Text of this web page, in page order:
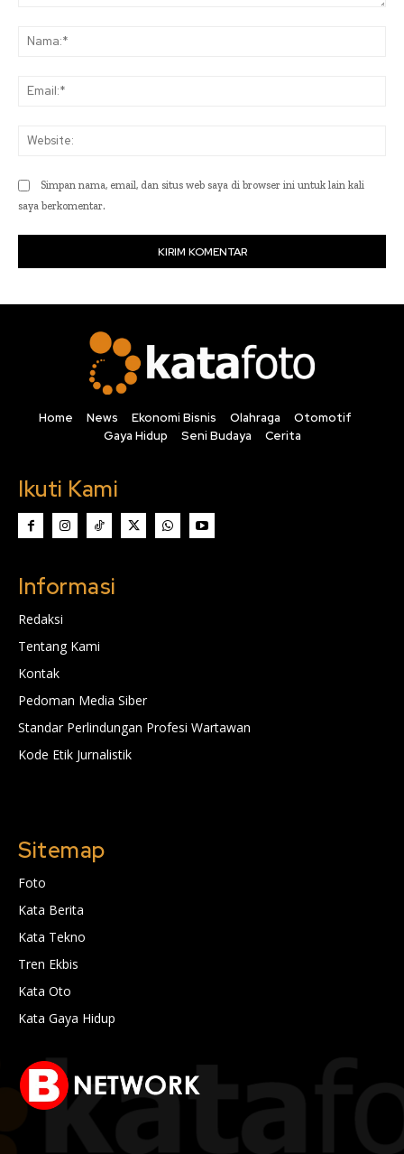
Simpan nama, email, dan situs web saya di browser ini untuk lain kali
saya berkomentar.
Home News Ekonomi Bisnis Olahraga
Otomotif
Gaya Hidup
Seni Budaya Cerita
Ikuti Kami
Informasi
Redaksi
Tentang Kami
Kontak
Pedoman Media Siber
Standar Perlindungan Profesi Wartawan
Kode Etik Jurnalistik
Sitemap
Foto
Kata Berita
Kata Tekno
Tren Ekbis
Kata Oto
Kata Gaya Hidup